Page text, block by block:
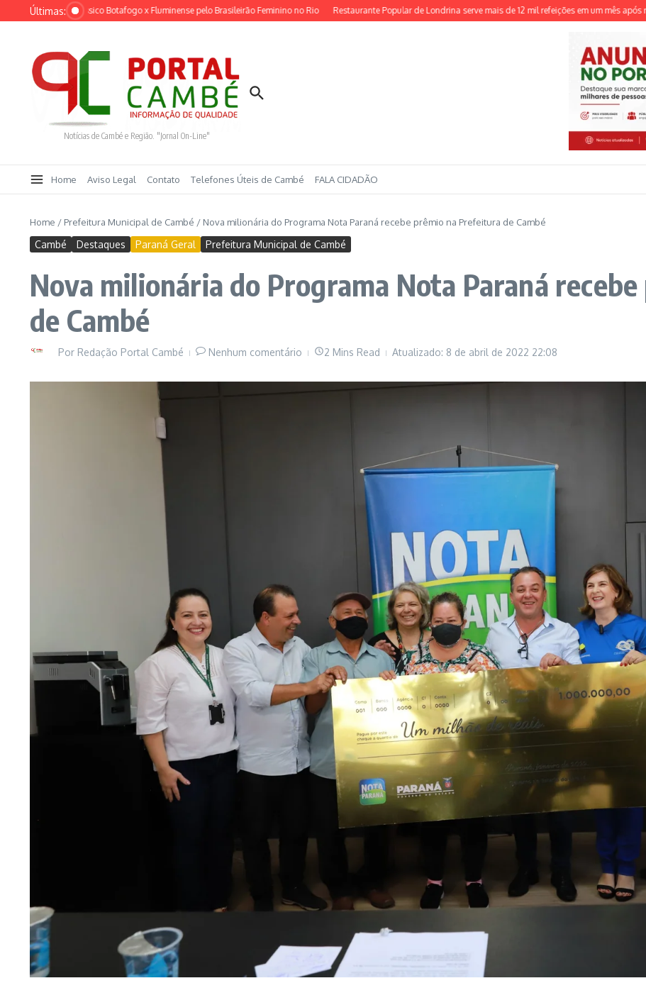
Ir para o conteúdo
Últimas:
adia clássico Botafogo x Fluminense pelo Brasileirão Feminino no Rio Restaurante Popular de Londrina serve mais de 12 mil refeições em um mês após reforma
Notícias de Cambé e Região. "Jornal On-Line"
Home Aviso Legal Contato Telefones Úteis de Cambé FALA CIDADÃO
Home / Prefeitura Municipal de Cambé / Nova milionária do Programa Nota Paraná recebe prêmio na Prefeitura de Cambé
Cambé Destaques Paraná Geral Prefeitura Municipal de Cambé
Nova milionária do Programa Nota Paraná
de Cambé
Por Redação Portal Cambé Nenhum comentário 2 Mins Read Atualizado: 8 de abril de 2022 22:08